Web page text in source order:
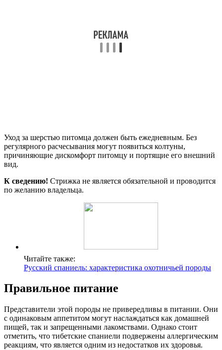
Уход за шерстью питомца должен быть ежедневным. Без
регулярного расчесывания могут появиться колтуны,
причиняющие дискомфорт питомцу и портящие его внешний
вид.
К сведению! Стрижка не является обязательной и проводится
по желанию владельца.
Читайте также:
Русский спаниель: характеристика охотничьей породы
Правильное питание
Представители этой породы не привередливы в питании. Они
с одинаковым аппетитом могут наслаждаться как домашней
пищей, так и запрещенными лакомствами. Однако стоит
отметить, что тибетские спаниели подвержены аллергическим
реакциям, что является одним из недостатков их здоровья.